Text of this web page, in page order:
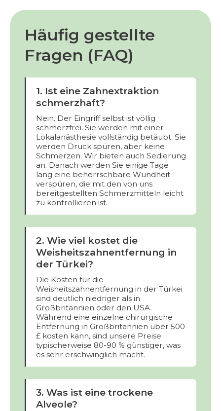
Häufig gestellte
Fragen (FAQ)
1. Ist eine Zahnextraktion
schmerzhaft?
Nein. Der Eingriff selbst ist völlig
schmerzfrei. Sie werden mit einer
Lokalanästhesie vollständig betäubt. Sie
werden Druck spüren, aber keine
Schmerzen. Wir bieten auch Sedierung
an. Danach werden Sie einige Tage
lang eine beherrschbare Wundheit
verspüren, die mit den von uns
bereitgestellten Schmerzmitteln leicht
zu kontrollieren ist.
2. Wie viel kostet die
Weisheitszahnentfernung in
der Türkei?
Die Kosten für die
Weisheitszahnentfernung in der Türkei
sind deutlich niedriger als in
Großbritannien oder den USA.
Während eine einzelne chirurgische
Entfernung in Großbritannien über 500
£ kosten kann, sind unsere Preise
typischerweise 80-90 % günstiger, was
es sehr erschwinglich macht.
3. Was ist eine trockene
Alveole?